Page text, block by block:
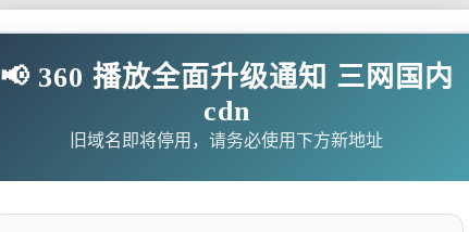
评分: 0.0
📢 360 播放全面升级通知 三网国内
cdn
旧域名即将停用，请务必使用下方新地址